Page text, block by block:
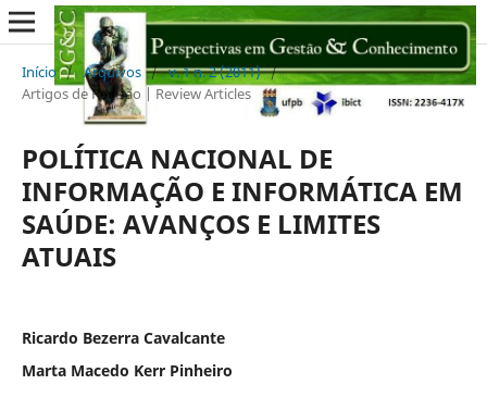
Início / Arquivos / v. 1 n. 2 (2011) /
Artigos de Revisão | Review Articles
POLÍTICA NACIONAL DE
INFORMAÇÃO E INFORMÁTICA EM
SAÚDE: AVANÇOS E LIMITES
ATUAIS
Ricardo Bezerra Cavalcante
Marta Macedo Kerr Pinheiro